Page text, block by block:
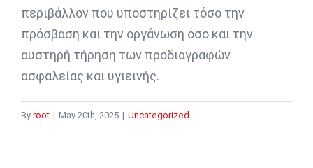
περιβάλλον που υποστηρίζει τόσο την
πρόσβαση και την οργάνωση όσο και την
αυστηρή τήρηση των προδιαγραφών
ασφαλείας και υγιεινής.
By root | May 20th, 2025 | Uncategorized